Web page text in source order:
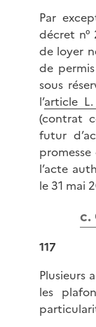
Par
décret n°
de loyer
de
sous
l’article
(contrat
futur
l’acte
le 31 mai
c.
117
Plusieurs
les